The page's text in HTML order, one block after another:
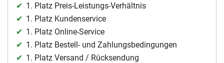
1. Platz Preis-Leistungs-Verhältnis
1. Platz Kundenservice
1. Platz Online-Service
1. Platz Bestell- und Zahlungsbedingungen
1. Platz Versand / Rücksendung